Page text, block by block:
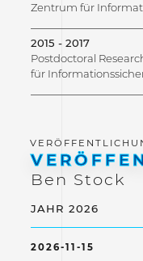
Zentrum für
2015 - 2017
Postdoctoral
für
Ben Stock
JAHR 2026
2026-11-15